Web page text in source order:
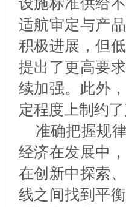
设施标准供给
适航审定与产
积极进展，但
提出了更高要
续加强。此外
定程度上制约
准确把握规
经济在发展中
在创新中探索
线之间找到平